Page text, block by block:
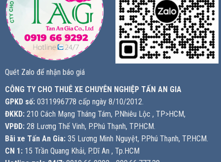
Quét Zalo để nhận báo giá
CÔNG TY CHO THUÊ XE CHUYÊN NGHIỆP TẤN AN GIA
GPKD số: 0311996778 cấp ngày 8/10/2012.
ĐKKD: 210 Cách Mạng Tháng Tám, P.Nhiêu Lộc , TP>HCM,
VPĐD: 28 Lương Thế Vinh, P.Phú Thạnh, TP.HCM.
Bãi xe Tấn An Gia: 35 Lương Minh Nguyệt, P.Phú Thạnh, TP.HCM.
CN 1: 15 Trần Quang Khải, P.Dĩ An , Tp.HCM